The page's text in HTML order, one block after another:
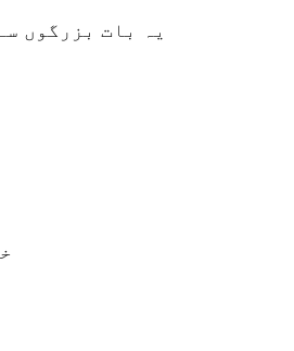
یہ بات بزرگوں